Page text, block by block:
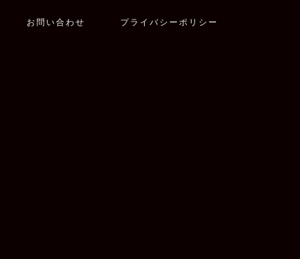
お問い合わせ プライバシーポリシー